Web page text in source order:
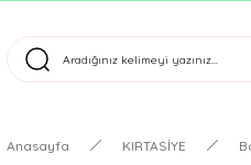
Tüm Siparişler
Anasayfa KIRTASİYE